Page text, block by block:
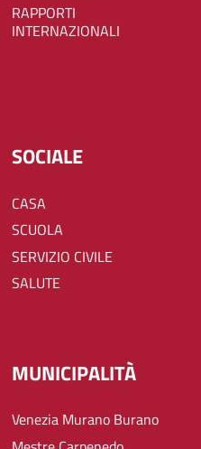
RAPPORTI
INTERNAZIONALI
SOCIALE
CASA
SCUOLA
SERVIZIO CIVILE
SALUTE
MUNICIPALITÀ
Venezia Murano Burano